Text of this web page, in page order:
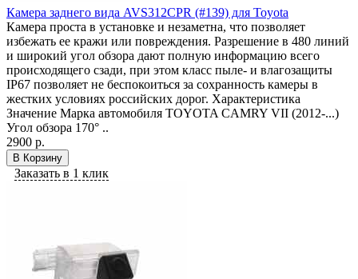
Камера заднего вида AVS312CPR (#139) для Toyota
Камера проста в установке и незаметна, что позволяет
избежать ее кражи или повреждения. Разрешение в 480 линий
и широкий угол обзора дают полную информацию всего
происходящего сзади, при этом класс пыле- и влагозащиты
IP67 позволяет не беспокоиться за сохранность камеры в
жестких условиях российских дорог. Характеристика
Значение Марка автомобиля TOYOTA CAMRY VII (2012-...)
Угол обзора 170° ..
2900 р.
В Корзину
Заказать в 1 клик